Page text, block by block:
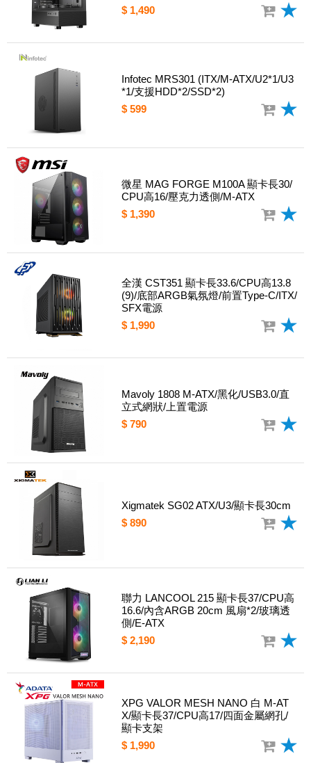
$ 1,490
Infotec MRS301 (ITX/M-ATX/U2*1/U3
*1/支援HDD*2/SSD*2)
$ 599
微星 MAG FORGE M100A 顯卡長30/
CPU高16/壓克力透側/M-ATX
$ 1,390
全漢 CST351 顯卡長33.6/CPU高13.8
(9)/底部ARGB氣氛燈/前置Type-C/ITX/
SFX電源
$ 1,990
Mavoly 1808 M-ATX/黑化/USB3.0/直
立式網狀/上置電源
$ 790
Xigmatek SG02 ATX/U3/顯卡長30cm
$ 890
聯力 LANCOOL 215 顯卡長37/CPU高
16.6/內含ARGB 20cm 風扇*2/玻璃透
側/E-ATX
$ 2,190
XPG VALOR MESH NANO 白 M-AT
X/顯卡長37/CPU高17/四面金屬網孔/
顯卡支架
$ 1,990